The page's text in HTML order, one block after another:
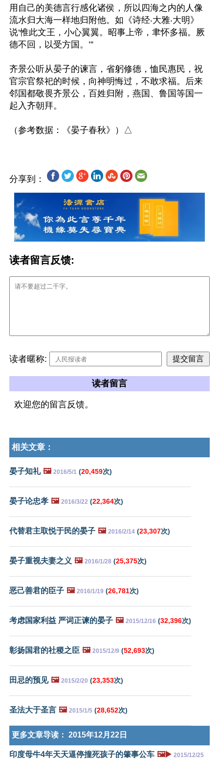
用自己的美德言行感化诸侯，所以四海之内的人像
流水归大海一样地归附他。如《诗经‧大雅‧大明》
说‘惟此文王，小心翼翼。昭事上帝，聿怀多福。厥
德不回，以受方国。’”
齐景公听从晏子的谏言，省躬修德，恤民惠民，祝
官宗官祭祀的时候，向神明悔过，不敢求福。后来
邻国都敬畏齐景公，百姓归附，燕国、鲁国等国一
起入齐朝拜。
分享到：
读者留言反馈:
读者暱称:
读者留言
欢迎您的留言反馈。
相关文章：
晏子知礼 🖼️ 2016/5/1 (20,459次)
晏子论忠孝 🖼️ 2016/3/22 (22,364次)
代替君主取悦于民的晏子 🖼️ 2016/2/14 (23,307次)
晏子重视夫妻之义 🖼️ 2016/1/28 (25,375次)
恶己善君的臣子 🖼️ 2016/1/19 (26,781次)
考虑国家利益 严词正谏的晏子 🖼️ 2015/12/16 (32,396次)
彰扬国君的社稷之臣 🖼️ 2015/12/9 (52,693次)
田忌的预见 🖼️ 2015/2/20 (23,353次)
圣法大于圣言 🖼️ 2015/1/5 (28,652次)
更多文章导读： 2015年12月22日
印度母牛4年天天逼停撞死孩子的肇事公车 🖼️▶️ 2015/12/25